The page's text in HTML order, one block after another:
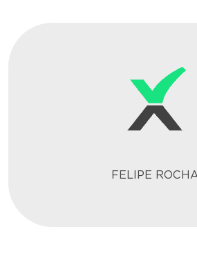
FELIPE